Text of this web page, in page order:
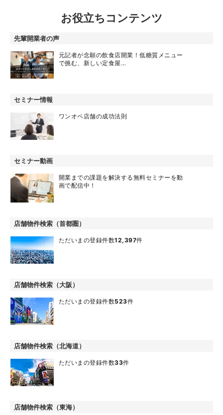
お役立ちコンテンツ
先輩開業者の声
元記者が念願の飲食店開業！低糖質メニュー
で挑む、新しい定食屋…
セミナー情報
ワンオペ店舗の成功法則
セミナー動画
開業までの課題を解決する無料セミナーを動
画で配信中！
店舗物件検索（首都圏）
ただいまの登録件数12,397件
店舗物件検索（大阪）
ただいまの登録件数523件
店舗物件検索（北海道）
ただいまの登録件数33件
店舗物件検索（東海）